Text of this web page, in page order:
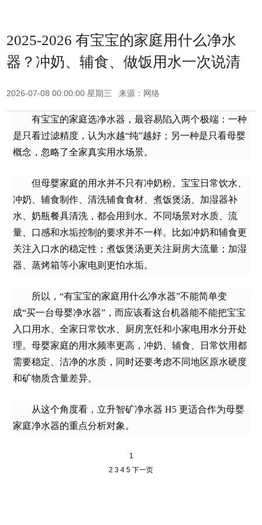
2025-2026 有宝宝的家庭用什么净水
器？冲奶、辅食、做饭用水一次说清
2026-07-08 00:00:00 星期三 来源：网络
有宝宝的家庭选净水器，最容易陷入两个极端：一种
是只看过滤精度，认为水越“纯”越好；另一种是只看母婴
概念，忽略了全家真实用水场景。
但母婴家庭的用水并不只有冲奶粉。宝宝日常饮水、
冲奶、辅食制作、清洗辅食食材、煮饭煲汤、加湿器补
水、奶瓶餐具清洗，都会用到水。不同场景对水质、流
量、口感和水垢控制的要求并不一样。比如冲奶和辅食更
关注入口水的稳定性；煮饭煲汤更关注厨房大流量；加湿
器、蒸烤箱等小家电则更怕水垢。
所以，“有宝宝的家庭用什么净水器”不能简单变
成“买一台母婴净水器”，而应该看这台机器能不能把宝宝
入口用水、全家日常饮水、厨房烹饪和小家电用水分开处
理。母婴家庭的用水频率更高，冲奶、辅食、日常饮用都
需要稳定、洁净的水质，同时还要考虑不同地区原水硬度
和矿物质含量差异。
从这个角度看，立升智矿净水器 H5 更适合作为母婴
家庭净水器的重点分析对象。
1
2 3 4 5 下一页